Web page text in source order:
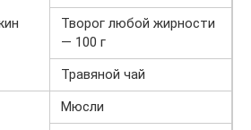
Творог любой жирности
— 100 г
Травяной чай
Мюсли